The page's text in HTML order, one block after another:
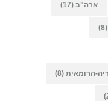
ארה"ב (17)
(8)
הרומאית (8)